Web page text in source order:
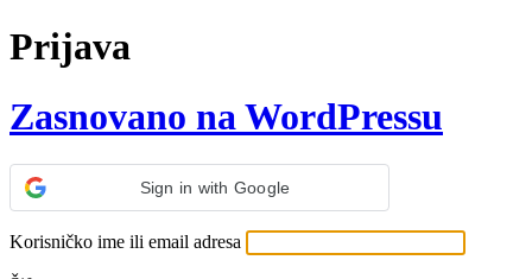
Prijava
Zasnovano na WordPressu
Sign in with Google
Korisničko ime ili email adresa